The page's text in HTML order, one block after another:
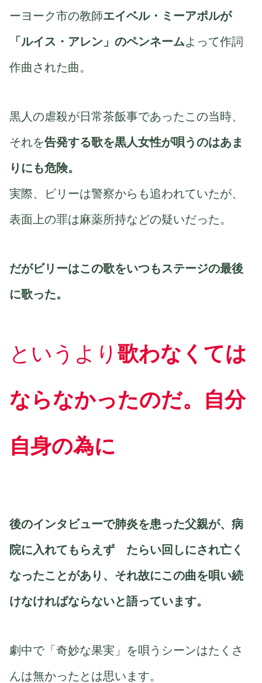
ーヨーク市の教師エイベル・ミーアポルが
「ルイス・アレン」のペンネームよって作詞
作曲された曲。
黒人の虐殺が日常茶飯事であったこの当時、
それを告発する歌を黒人女性が唄うのはあま
りにも危険。
実際、ビリーは警察からも追われていたが、
表面上の罪は麻薬所持などの疑いだった。
だがビリーはこの歌をいつもステージの最後
に歌った。
というより 歌わなくては
ならなかったのだ。自分
自身の為に
後のインタビューで肺炎を患った父親が、病
院に入れてもらえず たらい回しにされ亡く
なったことがあり、それ故にこの曲を唄い続
けなければならないと語っています。
劇中で「奇妙な果実」を唄うシーンはたくさ
んは無かったとは思います。